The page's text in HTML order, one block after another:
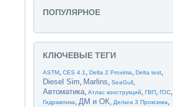
ПОПУЛЯРНОЕ
КЛЮЧЕВЫЕ ТЕГИ
ASTM,CES 4.1,Delta 2 Proxima,Delta test,
Diesel Sim, Marlins,SeaGull,
Автоматика,Атлас конструкций,ГВП,ГОС,
Гидравлика,ДМ и ОК,Дельта 3 Проксима,